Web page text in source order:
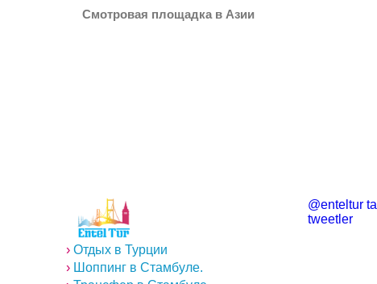
Смотровая площадка в Азии
› Отдых в Турции
› Шоппинг в Стамбуле.
@enteltur
tweetler